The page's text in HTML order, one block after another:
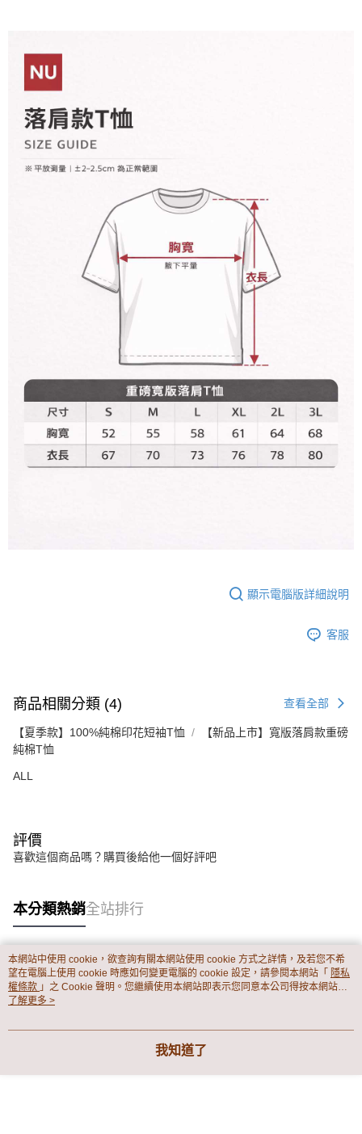
由本公司與您本人進行分期帳單所需資料之確認、核對及更正。
3.完整用戶服務條款，請詳閱以下連結：
是否繳費成功／繳費後需取消欲退款等相關疑問，請聯繫「AFTEE先享後付
客戶支援中心」
１．透過由恩沛科技股份有限公司提供之「AFTEE先享後付」服務完成之交
易，需依本服務之必要範圍內提供個人資料，並將交易相關給付款項請求債
權轉讓予恩沛科技股份有限公司。
https://aftee.tw/terms/#terms3
３．未成年的使用者請事先徵得法定代理人或監護人之同意方可使用
「AFTEE先享後付」，若未經同意申辦者引起之損失，本公司不負相關責
４．使用「AFTEE先享後付」時，將依據個別帳號之用戶狀況，依本公司即
時審查核予不同之上限額度；若仍有額度不足之情形，本公司將視審查結果
請求用戶進行身份認證。
５．嚴禁一人註冊多個帳號或使用他人資訊註冊。若發現惡意使用之情形，
恩沛科技股份有限公司將有權停止該用戶之使用額度並採取法律行動。
每筆NT$60，滿NT$899(含以上)免運費
宅配
每筆NT$65，滿NT$899(含以上)免運費
顯示電腦版詳細說明
客服
商品相關分類 (4) 查看全部
【夏季款】100%純棉印花短袖T恤
【新品上市】寬版落肩款重磅
純棉T恤
ALL
評價
喜歡這個商品嗎？購買後給他一個好評吧
本分類熱銷全站排行
熱門標籤
本網站中使用 cookie，欲查詢有關本網站使用 cookie 方式之詳情，及若您不希
望在電腦上使用 cookie 時應如何變更電腦的 cookie 設定，請參閱本網站「 隱私
權條款 」之 Cookie 聲明。您繼續使用本網站即表示您同意本公司得按本網站使
用條款之 Cookie 聲明使用 cookie。
了解更多 >
我知道了